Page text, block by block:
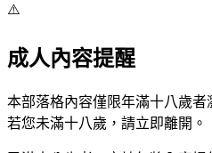
⚠️
成人內容提醒
本部落格內容僅限年滿十八歲者
若您未滿十八歲，請立即離開。